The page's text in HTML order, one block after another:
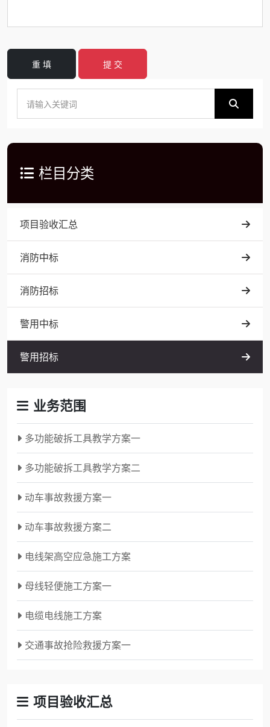
重 填 提 交
栏目分类
项目验收汇总
消防中标
消防招标
警用中标
警用招标
业务范围
多功能破拆工具教学方案一
多功能破拆工具教学方案二
动车事故救援方案一
动车事故救援方案二
电线架高空应急施工方案
母线轻便施工方案一
电缆电线施工方案
交通事故抢险救援方案一
项目验收汇总